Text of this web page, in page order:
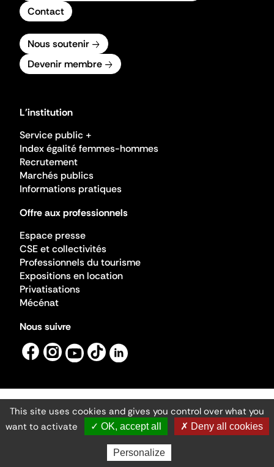
Contact
Nous soutenir
Devenir membre
L'institution
Service public +
Index égalité femmes-hommes
Recrutement
Marchés publics
Informations pratiques
Offre aux professionnels
Espace presse
CSE et collectivités
Professionnels du tourisme
Expositions en location
Privatisations
Mécénat
Nous suivre
Mentions légales
Gestion des cookies
Accessibilité numérique
Ministère de la Culture ©2026
- Cité de l'architecture et du patrimoine
This site uses cookies and gives you control over what you
want to activate
✓ OK, accept all ✗ Deny all cookies
Personalize